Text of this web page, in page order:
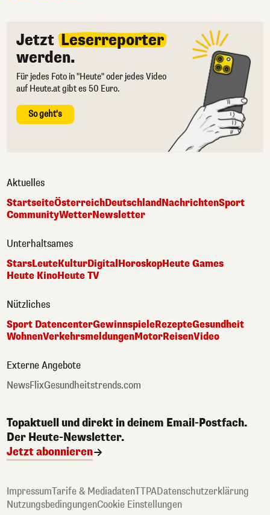
Jetzt Leserreporter
werden.
Für jedes Foto in "Heute" oder jedes Video
auf Heute.at gibt es 50 Euro.
So geht's
Aktuelles
StartseiteÖsterreichDeutschlandNachrichtenSport
CommunityWetterNewsletter
Unterhaltsames
StarsLeuteKulturDigital HoroskopHeute Games
Heute KinoHeute TV
Nützliches
Sport DatencenterGewinnspieleRezepteGesundheit
WohnenVerkehrsmeldungenMotorReisenVideo
Externe Angebote
NewsFlixGesundheitstrends.com
Topaktuell und direkt in deinem Email-Postfach.
Der Heute-Newsletter.
Jetzt abonnieren
ImpressumTarife & MediadatenTTPADatenschutzerklärung
NutzungsbedingungenCookie Einstellungen